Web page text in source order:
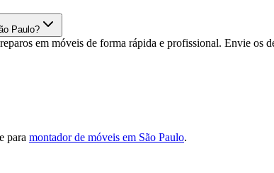
Paulo?
em móveis de forma rápida e profissional. Envie os
para montador de móveis em São Paulo.